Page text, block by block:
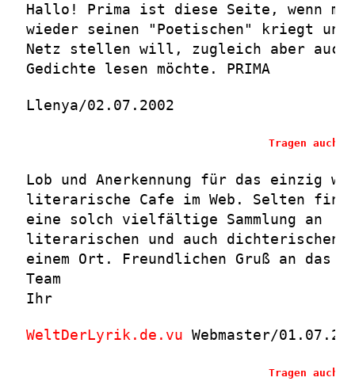
Hallo! Prima ist diese Seite, wenn
wieder seinen "Poetischen" kriegt und
Netz stellen will, zugleich aber auch
Gedichte lesen möchte. PRIMA
Llenya/02.07.2002
Tragen auch
Lob und Anerkennung für das einzig
literarische Cafe im Web. Selten
eine solch vielfältige Sammlung an
literarischen und auch dichterischen
einem Ort. Freundlichen Gruß an das
Team
Ihr
WeltDerLyrik.de.vu Webmaster/
Tragen auch